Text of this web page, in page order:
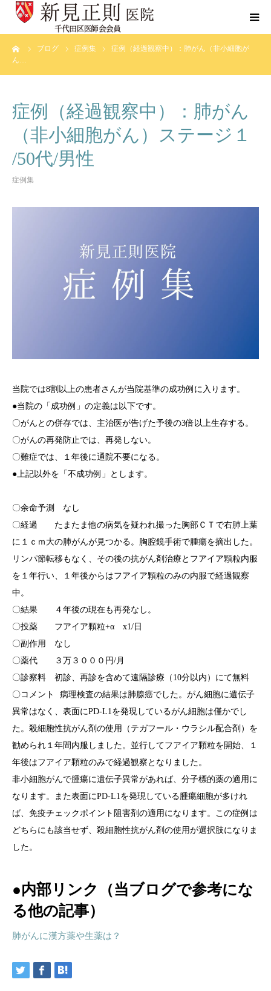
ブログ 症例集
症例（経過観察中）：肺がん（非小細胞が
ん…
症例（経過観察中）：肺がん
（非小細胞がん）ステージ１
/50代/男性
症例集
当院では8割以上の患者さんが当院基準の成功例に入ります。
●当院の「成功例」の定義は以下です。
〇がんとの併存では、主治医が告げた予後の3倍以上生存する。
〇がんの再発防止では、再発しない。
〇難症では、１年後に通院不要になる。
●上記以外を「不成功例」とします。
〇余命予測 なし
〇経過 たまたま他の病気を疑われ撮った胸部ＣＴで右肺上葉
に１ｃｍ大の肺がんが見つかる。胸腔鏡手術で腫瘍を摘出した。
リンパ節転移もなく、その後の抗がん剤治療とフアイア顆粒内服
を１年行い、１年後からはフアイア顆粒のみの内服で経過観察
中。
〇結果 ４年後の現在も再発なし。
〇投薬 フアイア顆粒+α x1/日
〇副作用 なし
〇薬代 ３万３０００円/月
〇診察料 初診、再診を含めて遠隔診療（10分以内）にて無料
〇コメント 病理検査の結果は肺腺癌でした。がん細胞に遺伝子
異常はなく、表面にPD-L1を発現しているがん細胞は僅かでし
た。殺細胞性抗がん剤の使用（テガフール・ウラシル配合剤）を
勧められ１年間内服しました。並行してフアイア顆粒を開始、１
年後はフアイア顆粒のみで経過観察となりました。
非小細胞がんで腫瘍に遺伝子異常があれば、分子標的薬の適用に
なります。また表面にPD-L1を発現している腫瘍細胞が多けれ
ば、免疫チェックポイント阻害剤の適用になります。この症例は
どちらにも該当せず、殺細胞性抗がん剤の使用が選択肢になりま
した。
●内部リンク（当ブログで参考にな
る他の記事）
肺がんに漢方薬や生薬は？
当院について
がんの手引き
ブログ
お問い合わせ